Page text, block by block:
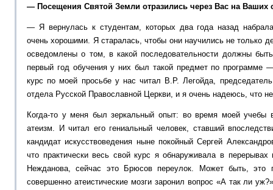
— Посещения Святой Земли отразились через Вас на Ваших
— Я вернулась к студентам, которых два года назад
очень хорошими. Я старалась, чтобы они научились не только
осведомлены о том, в какой последовательности должны
первый год обучения у них был такой предмет по программе
курс по моей просьбе у нас читал В.Р. Легойда,
отдела Русской Православной Церкви, и я очень надеюсь, что
Когда-то у меня был зеркальный опыт: во время моей
атеизм. И читал его гениальный человек, ставший
кандидат искусствоведения ныне покойный Сергей
что практически весь свой курс я обнаруживала в
Нежданова, сейчас это Брюсов переулок. Может быть, это
совершенно атеистические мозги заронил вопрос «А так ли